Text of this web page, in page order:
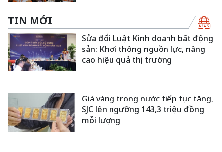
TIN MỚI
Sửa đổi Luật Kinh doanh bất động
sản: Khơi thông nguồn lực, nâng
cao hiệu quả thị trường
Giá vàng trong nước tiếp tục tăng,
SJC lên ngưỡng 143,3 triệu đồng
mỗi lượng